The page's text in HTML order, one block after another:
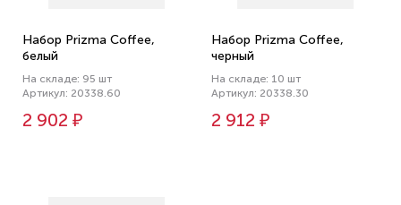
Набор Prizma Coffee,
белый
На складе: 95 шт
Артикул: 20338.60
2 902 ₽
Набор Prizma Coffee,
черный
На складе: 10 шт
Артикул: 20338.30
2 912 ₽